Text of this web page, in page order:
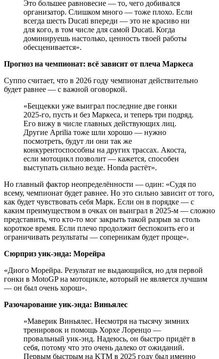
Это большее равновесие — то, чего добивался
организатор. Слишком много — тоже плохо. Если
всегда шесть Ducati впереди — это не красиво ни
для кого, в том числе для самой Ducati. Когда
доминируешь настолько, ценность твоей работы
обесценивается».
Прогноз на чемпионат: всё зависит от плеча Маркеса
Суппо считает, что в 2026 году чемпионат действительно
будет равнее — с важной оговоркой.
«Беццекки уже выиграл последние две гонки
2025-го, пусть и без Маркеса, и теперь три подряд.
Его вижу в числе главных действующих лиц.
Другие Aprilia тоже шли хорошо — нужно
посмотреть, будут ли они так же
конкурентоспособны на других трассах. Акоста,
если мотоцикл позволит — кажется, способен
выступать сильно везде. Honda растёт».
Но главный фактор неопределённости — один: «Судя по
всему, чемпионат будет равнее. Но это сильно зависит от того,
как будет чувствовать себя Марк. Если он в порядке — с
каким преимуществом в очках он выиграл в 2025-м — сложно
представить, что кто-то мог закрыть такой разрыв за столь
короткое время. Если плечо продолжит беспокоить его и
ограничивать результаты — соперникам будет проще».
Сюрприз уик-энда: Морейра
«Диого Морейра. Результат не выдающийся, но для первой
гонки в MotoGP на мотоцикле, который не является лучшим
— он был очень хорош».
Разочарование уик-энда: Виньялес
«Маверик Виньялес. Несмотря на тысячу зимних
тренировок и помощь Хорхе Лоренцо —
провальный уик-энд. Надеюсь, он быстро придёт в
себя, потому что это очень далеко от ожиданий.
Первым быстрым на KTM в 2025 году был именно